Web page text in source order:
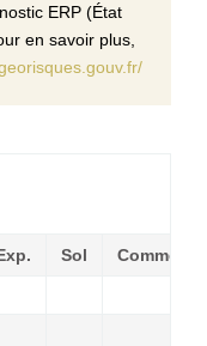
ERP (État
en savoir plus,
Sol